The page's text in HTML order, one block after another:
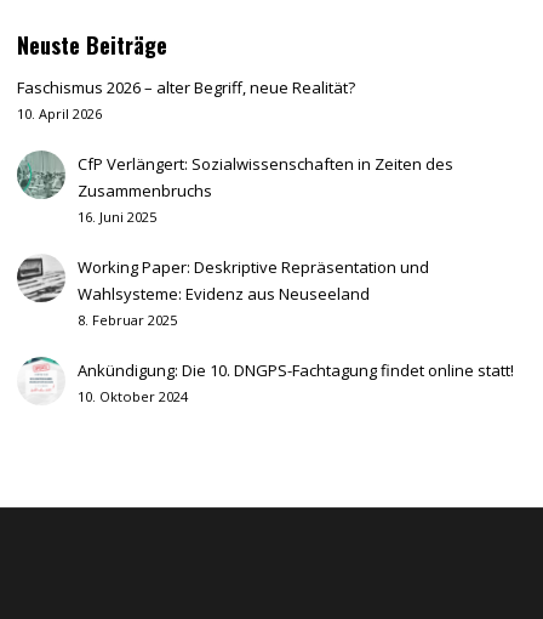
Neuste Beiträge
Faschismus 2026 – alter Begriff, neue Realität?
10. April 2026
CfP Verlängert: Sozialwissenschaften in Zeiten des
Zusammenbruchs
16. Juni 2025
Working Paper: Deskriptive Repräsentation und
Wahlsysteme: Evidenz aus Neuseeland
8. Februar 2025
Ankündigung: Die 10. DNGPS-Fachtagung findet online statt!
10. Oktober 2024